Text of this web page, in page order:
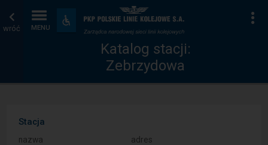
wróć MENU
Dostępność
i
udogodnienia
Katalog
stacji
Strona
główna
Katalog stacji:
Zebrzydowa
Stacja
nazwa adres